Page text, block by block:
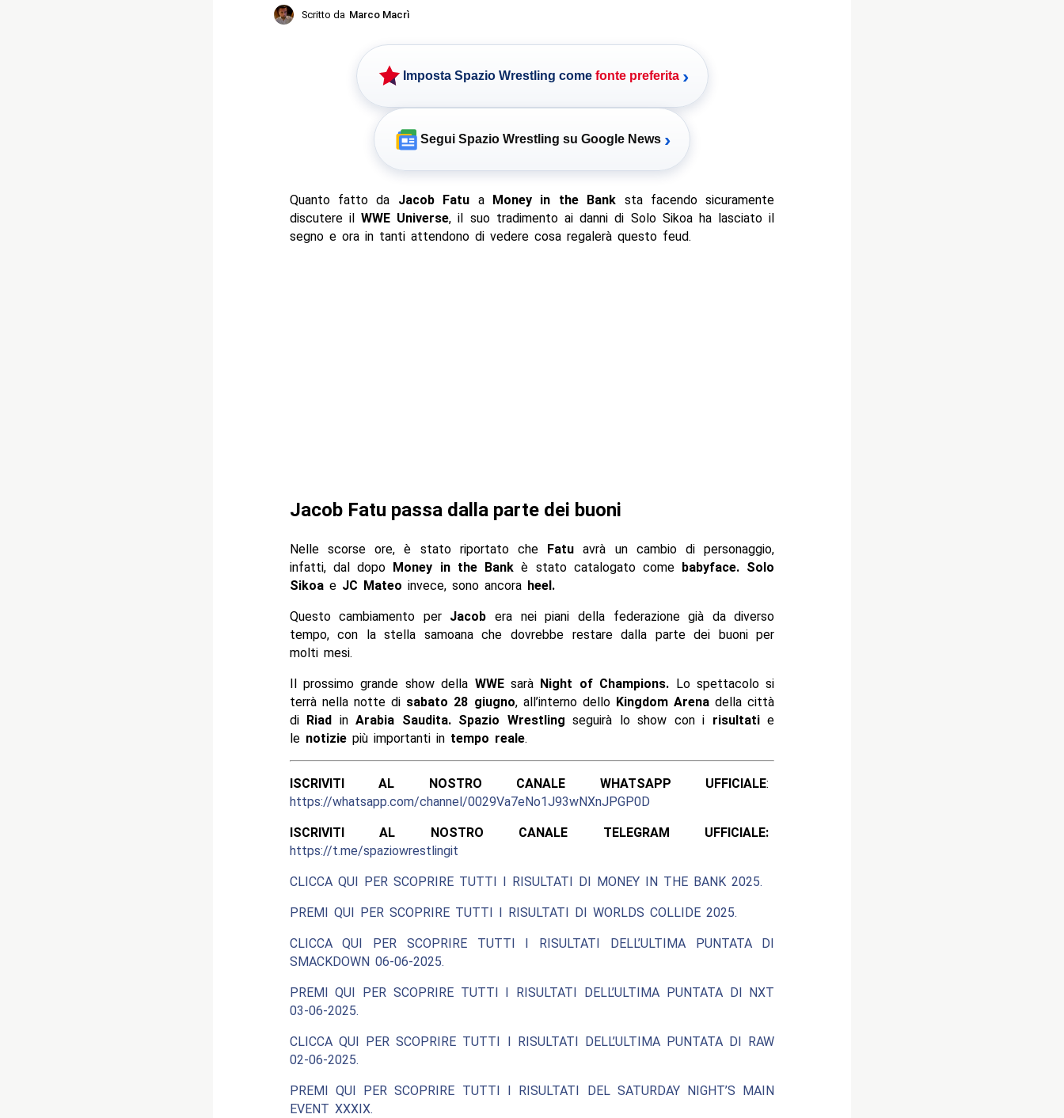
Scritto da Marco Macrì
Imposta Spazio Wrestling come fonte preferita ›
Segui Spazio Wrestling su Google News ›
Quanto fatto da Jacob Fatu a Money in the Bank sta facendo sicuramente
discutere il WWE Universe, il suo tradimento ai danni di Solo Sikoa ha lasciato il
segno e ora in tanti attendono di vedere cosa regalerà questo feud.
Jacob Fatu passa dalla parte dei buoni
Nelle scorse ore, è stato riportato che Fatu avrà un cambio di personaggio,
infatti, dal dopo Money in the Bank è stato catalogato come babyface. Solo
SikoaeJC Mateo invece, sono ancora heel.
Questo cambiamento per Jacob era nei piani della federazione già da diverso
tempo, con la stella samoana che dovrebbe restare dalla parte dei buoni per
molti mesi.
Il prossimo grande show della WWEsarà Night of Champions. Lo spettacolo si
terrà nella notte di sabato 28 giugno, all’interno delloKingdom Arenadella città
di Riad inArabia Saudita. Spazio Wrestling seguirà lo show con i risultatie
le notiziepiù importanti in tempo reale.
ISCRIVITI AL NOSTRO CANALE WHATSAPP UFFICIALE:
https://whatsapp.com/channel/0029Va7eNo1J93wNXnJPGP0D
ISCRIVITI AL NOSTRO CANALE TELEGRAM UFFICIALE:
https://t.me/spaziowrestlingit
CLICCA QUI PER SCOPRIRE TUTTI I RISULTATI DI MONEY IN THE BANK 2025.
PREMI QUI PER SCOPRIRE TUTTI I RISULTATI DI WORLDS COLLIDE 2025.
CLICCA QUI PER SCOPRIRE TUTTI I RISULTATI DELL’ULTIMA PUNTATA DI
SMACKDOWN 06-06-2025.
PREMI QUI PER SCOPRIRE TUTTI I RISULTATI DELL’ULTIMA PUNTATA DI NXT
03-06-2025.
CLICCA QUI PER SCOPRIRE TUTTI I RISULTATI DELL’ULTIMA PUNTATA DI RAW
02-06-2025.
PREMI QUI PER SCOPRIRE TUTTI I RISULTATI DEL SATURDAY NIGHT’S MAIN
EVENT XXXIX.